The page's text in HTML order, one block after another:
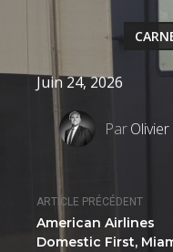
ARTICLE PRÉCÉDENT
American Airlines
Domestic First,
Juin 24, 2026
Par